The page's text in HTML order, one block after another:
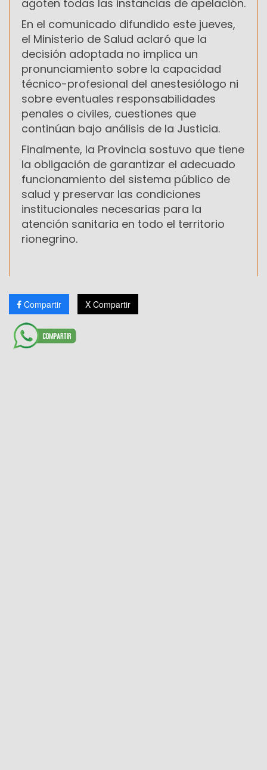
agoten todas las instancias de apelación.
En el comunicado difundido este jueves,
el Ministerio de Salud aclaró que la
decisión adoptada no implica un
pronunciamiento sobre la capacidad
técnico-profesional del anestesiólogo ni
sobre eventuales responsabilidades
penales o civiles, cuestiones que
continúan bajo análisis de la Justicia.
Finalmente, la Provincia sostuvo que tiene
la obligación de garantizar el adecuado
funcionamiento del sistema público de
salud y preservar las condiciones
institucionales necesarias para la
atención sanitaria en todo el territorio
rionegrino.
Compartir X Compartir